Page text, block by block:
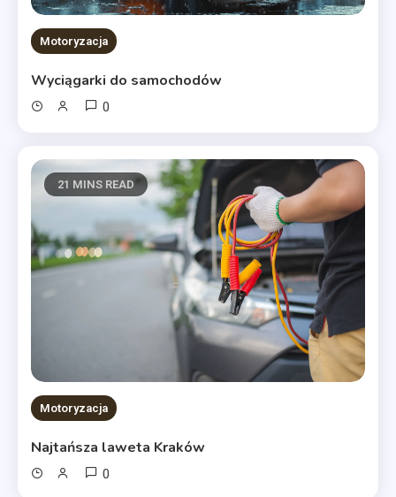
Motoryzacja
Wyciągarki do samochodów
0
21 MINS READ
Motoryzacja
Najtańsza laweta Kraków
0